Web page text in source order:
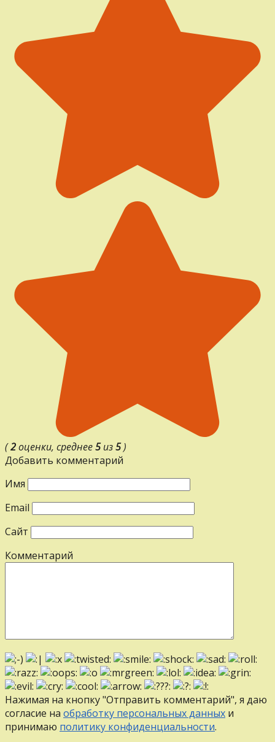
(2оценки, среднее5из5)
Добавить комментарий
Имя
Email
Сайт
Комментарий
Нажимая на кнопку "Отправить комментарий", я даю
согласие на обработку персональных данных и
принимаю политику конфиденциальности.